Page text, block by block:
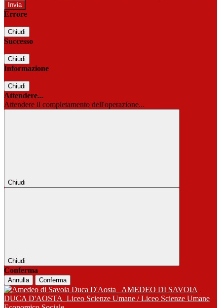
Errore
Chiudi
Successo
Chiudi
Informazione
Chiudi
Attendere...
Attendere il completamento dell'operazione...
Chiudi
Chiudi
Conferma
Annulla Conferma
AMEDEO DI SAVOIA
DUCA D'AOSTA Liceo Scienze Umane / Liceo Scienze Umane